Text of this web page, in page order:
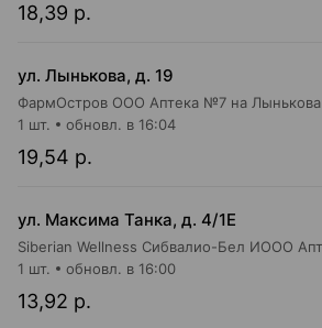
18,39 р.
ул. Лынькова, д. 19
ФармОстров ООО Аптека №7 на Лынькова
19,54 р.
1 шт. обновл. в 16:04
ул. Максима Танка, д. 4/1Е
13,92 р.
1 шт. обновл. в 16:00